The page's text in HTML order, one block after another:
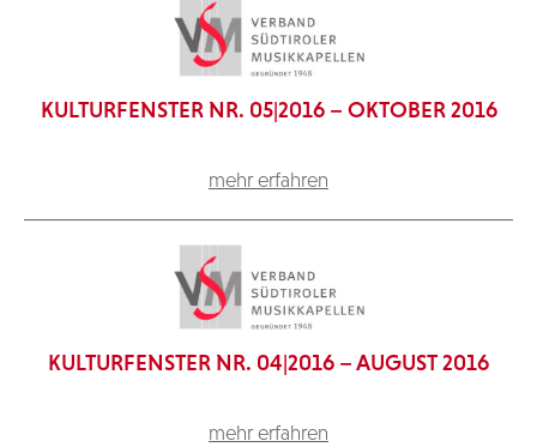
KULTURFENSTER NR. 05|2016 – OKTOBER 2016
mehr erfahren
KULTURFENSTER NR. 04|2016 – AUGUST 2016
mehr erfahren